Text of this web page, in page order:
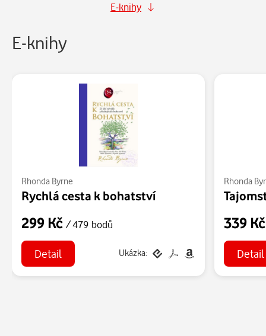
E-knihy
E-knihy
Rhonda Byrne
Rychlá cesta k bohatství
299 Kč / 479 bodů
Detail Ukázka:
Rhonda
339
Detail